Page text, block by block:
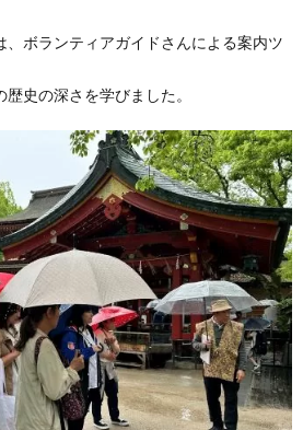
、ボランティアガイドさんによる案内ツ
史の深さを学びました。